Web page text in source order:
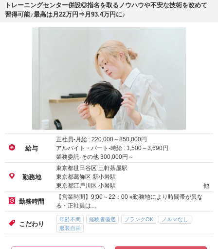
トレーニングセンター併設◎指名を取るノウハウや不安な技術を改めて
習得可能♪最高は月22万円⇒月93.4万円に♪
給与
正社員-月給 : 220,000～850,000円
アルバイト・パート-時給 : 1,500～3,690円
業務委託-その他 300,000円～
勤務地
東京都世田谷区 三軒茶屋駅
東京都葛飾区 新小岩駅
東京都江戸川区 小岩駅
他
勤務時間
【営業時間】9:00～22：00 ※勤務地により時間帯が異な
る・正社員は…
こだわり
年齢不問 経験者優遇 ブランクOK
ノルマなし
服装自由